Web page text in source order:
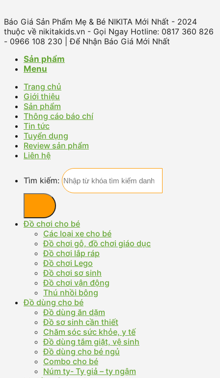
Báo Giá Sản Phẩm Mẹ & Bé NIKITA Mới Nhất - 2024
thuộc về nikitakids.vn - Gọi Ngay Hotline: 0817 360 826
- 0966 108 230 | Để Nhận Báo Giá Mới Nhất
Sản phẩm
Menu
Trang chủ
Giới thiệu
Sản phẩm
Thông cáo báo chí
Tin tức
Tuyển dụng
Review sản phẩm
Liên hệ
Tìm kiếm:
Đồ chơi cho bé
Các loại xe cho bé
Đồ chơi gỗ, đồ chơi giáo dục
Đồ chơi lắp ráp
Đồ chơi Lego
Đồ chơi sơ sinh
Đồ chơi vận động
Thú nhồi bông
Đồ dùng cho bé
Đồ dùng ăn dặm
Đồ sơ sinh cần thiết
Chăm sóc sức khỏe, y tế
Đồ dùng tắm giặt, vệ sinh
Đồ dùng cho bé ngủ
Combo cho bé
Núm ty- Ty giả – ty ngậm